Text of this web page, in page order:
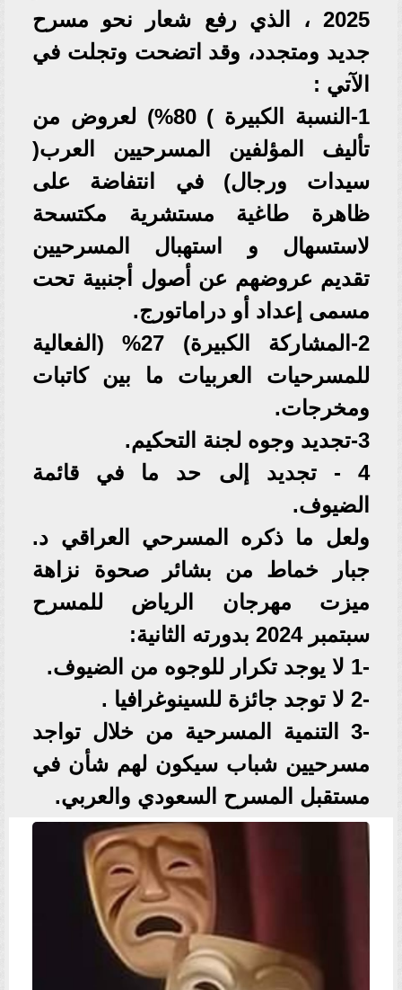
2025 ، الذي رفع شعار نحو مسرح
جديد ومتجدد، وقد اتضحت وتجلت في
الآتي :
1-النسبة الكبيرة ) 80%) لعروض من
تأليف المؤلفين المسرحيين العرب(
سيدات ورجال) في انتفاضة على
ظاهرة طاغية مستشرية مكتسحة
لاستسهال و استهبال المسرحيين
تقديم عروضهم عن أصول أجنبية تحت
مسمى إعداد أو دراماتورج.
2-المشاركة الكبيرة) 27% (الفعالية
للمسرحيات العربيات ما بين كاتبات
ومخرجات.
3-تجديد وجوه لجنة التحكيم.
4 - تجديد إلى حد ما في قائمة
الضيوف.
ولعل ما ذكره المسرحي العراقي د.
جبار خماط من بشائر صحوة نزاهة
ميزت مهرجان الرياض للمسرح
سبتمبر 2024 بدورته الثانية:
-1 لا يوجد تكرار للوجوه من الضيوف.
-2 لا توجد جائزة للسينوغرافيا .
-3 التنمية المسرحية من خلال تواجد
مسرحيين شباب سيكون لهم شأن في
مستقبل المسرح السعودي والعربي.